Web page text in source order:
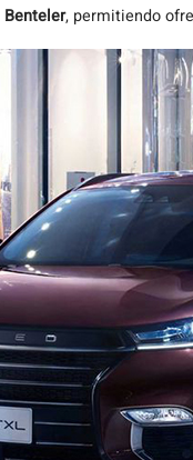
Benteler, permitiendo